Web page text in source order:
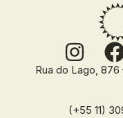
Rua do Lago, 876
(+55 11)